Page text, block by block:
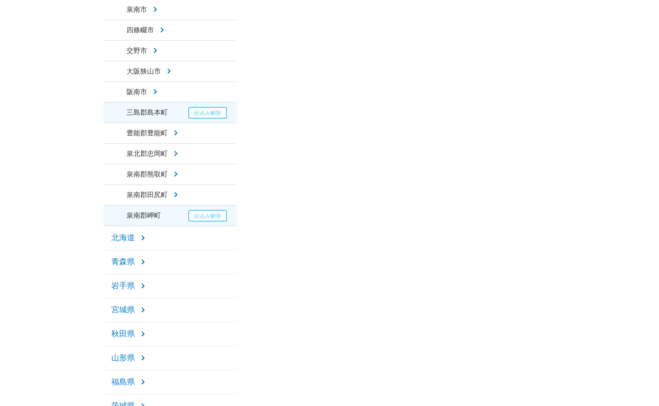
泉南市
四條畷市
交野市
大阪狭山市
阪南市
三島郡島本町
豊能郡豊能町
泉北郡忠岡町
泉南郡熊取町
泉南郡田尻町
泉南郡岬町
北海道
青森県
岩手県
宮城県
秋田県
山形県
福島県